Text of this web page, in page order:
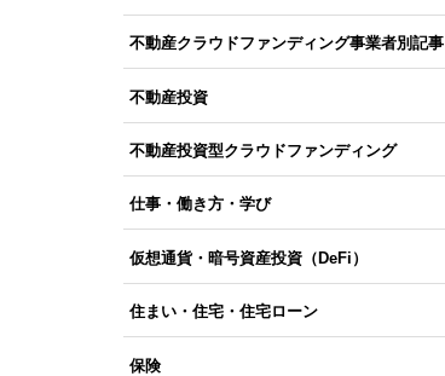
不動産クラウドファンディング事業者別記事
不動産投資
不動産投資型クラウドファンディング
仕事・働き方・学び
仮想通貨・暗号資産投資（DeFi）
住まい・住宅・住宅ローン
保険